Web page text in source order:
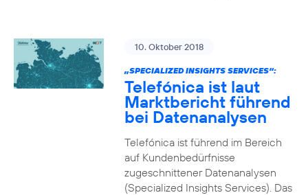
10. Oktober 2018
„SPECIALIZED INSIGHTS SERVICES“:
Telefónica ist laut
Marktbericht führend
bei Datenanalysen
Telefónica ist führend im Bereich
auf Kundenbedürfnisse
zugeschnittener Datenanalysen
(Specialized Insights Services). Das